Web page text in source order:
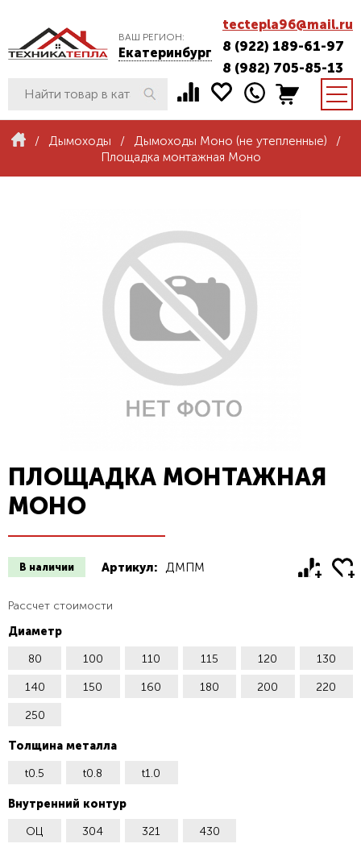
ВАШ РЕГИОН:
Екатеринбург
tectepla96@mail.ru
8 (922) 189-61-97
8 (982) 705-85-13
/ Дымоходы / Дымоходы Моно (не утепленные)
/
Площадка монтажная Моно
ПЛОЩАДКА МОНТАЖНАЯ
МОНО
В наличии Артикул: ДМПМ
Рассчет стоимости
Диаметр
80
100 110 115 120 130
140 150 160 180 200 220
250
Толщина металла
t0.5
t0.8 t1.0
Внутренний контур
ОЦ
304 321 430